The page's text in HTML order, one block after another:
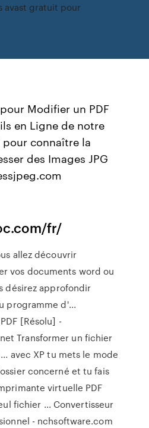
avast gratuit pour
Modifier un PDF
en Ligne de notre
connaître la
des Images JPG
fr/
allez découvrir
vos documents word ou
désirez approfondir
programme d'...
[Résolu] -
Transformer un fichier
avec XP tu mets le mode
concerné et tu fais
virtuelle PDF
fichier ... Convertisseur
- nchsoftware.com